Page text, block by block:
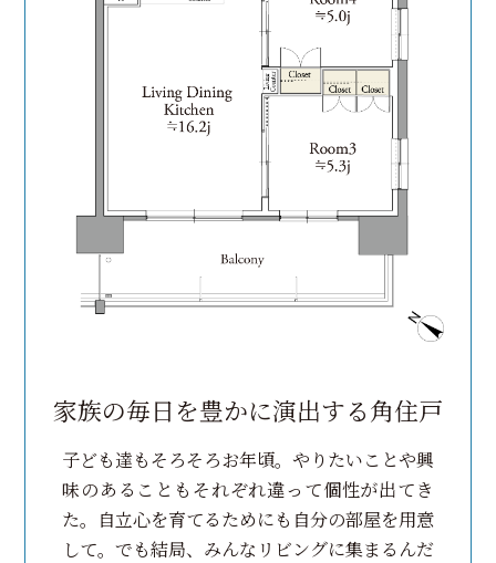
家族の毎日を豊かに演出する角住戸
子ども達もそろそろお年頃。やりたいことや興
味のあることも それぞれ違って個性が出てき
た。 自立心を育てるためにも自分の部屋を用意
して。 でも結局、みんなリビングに集まるんだ